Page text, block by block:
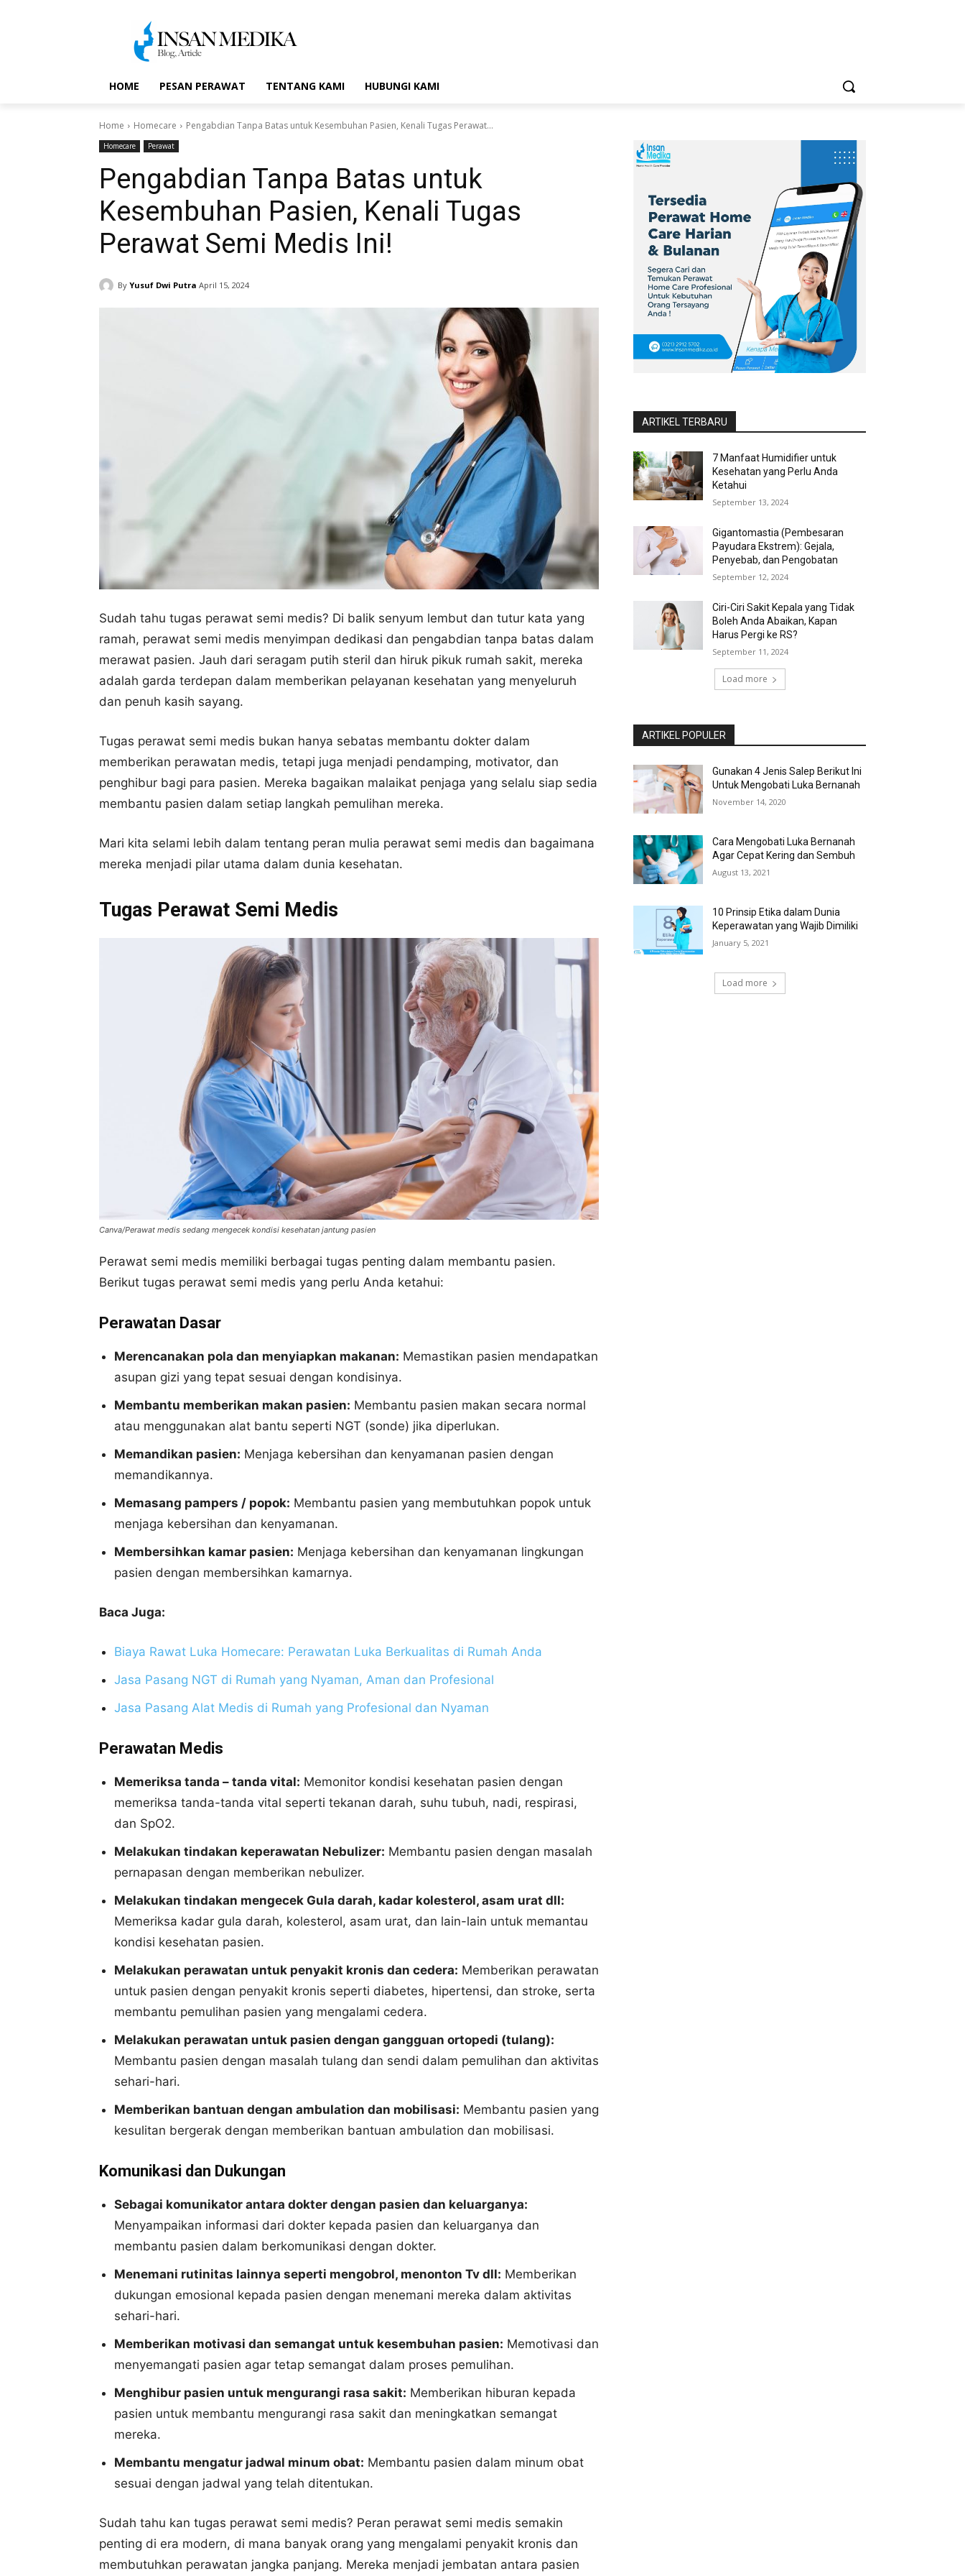
HOME PESAN PERAWAT TENTANG KAMI HUBUNGI KAMI
Home Homecare Pengabdian Tanpa Batas untuk Kesembuhan Pasien, Kenali Tugas Perawat...
Homecare Perawat
Pengabdian Tanpa Batas untuk
Kesembuhan Pasien, Kenali Tugas
Perawat Semi Medis Ini!
By Yusuf Dwi Putra April 15, 2024
Sudah tahu tugas perawat semi medis? Di balik senyum lembut dan tutur kata yang
ramah, perawat semi medis menyimpan dedikasi dan pengabdian tanpa batas dalam
merawat pasien. Jauh dari seragam putih steril dan hiruk pikuk rumah sakit, mereka
adalah garda terdepan dalam memberikan pelayanan kesehatan yang menyeluruh
dan penuh kasih sayang.
Tugas perawat semi medis bukan hanya sebatas membantu dokter dalam
memberikan perawatan medis, tetapi juga menjadi pendamping, motivator, dan
penghibur bagi para pasien. Mereka bagaikan malaikat penjaga yang selalu siap sedia
membantu pasien dalam setiap langkah pemulihan mereka.
Mari kita selami lebih dalam tentang peran mulia perawat semi medis dan bagaimana
mereka menjadi pilar utama dalam dunia kesehatan.
Tugas Perawat Semi Medis
Canva/Perawat medis sedang mengecek kondisi kesehatan jantung pasien
Perawat semi medis memiliki berbagai tugas penting dalam membantu pasien.
Berikut tugas perawat semi medis yang perlu Anda ketahui:
Perawatan Dasar
Merencanakan pola dan menyiapkan makanan: Memastikan pasien mendapatkan
asupan gizi yang tepat sesuai dengan kondisinya.
Membantu memberikan makan pasien: Membantu pasien makan secara normal
atau menggunakan alat bantu seperti NGT (sonde) jika diperlukan.
Memandikan pasien: Menjaga kebersihan dan kenyamanan pasien dengan
memandikannya.
Memasang pampers / popok: Membantu pasien yang membutuhkan popok untuk
menjaga kebersihan dan kenyamanan.
Membersihkan kamar pasien: Menjaga kebersihan dan kenyamanan lingkungan
pasien dengan membersihkan kamarnya.
Baca Juga:
Biaya Rawat Luka Homecare: Perawatan Luka Berkualitas di Rumah Anda
Jasa Pasang NGT di Rumah yang Nyaman, Aman dan Profesional
Jasa Pasang Alat Medis di Rumah yang Profesional dan Nyaman
Perawatan Medis
Memeriksa tanda – tanda vital: Memonitor kondisi kesehatan pasien dengan
memeriksa tanda-tanda vital seperti tekanan darah, suhu tubuh, nadi, respirasi,
dan SpO2.
Melakukan tindakan keperawatan Nebulizer: Membantu pasien dengan masalah
pernapasan dengan memberikan nebulizer.
Melakukan tindakan mengecek Gula darah, kadar kolesterol, asam urat dll:
Memeriksa kadar gula darah, kolesterol, asam urat, dan lain-lain untuk memantau
kondisi kesehatan pasien.
Melakukan perawatan untuk penyakit kronis dan cedera: Memberikan perawatan
untuk pasien dengan penyakit kronis seperti diabetes, hipertensi, dan stroke, serta
membantu pemulihan pasien yang mengalami cedera.
Melakukan perawatan untuk pasien dengan gangguan ortopedi (tulang):
Membantu pasien dengan masalah tulang dan sendi dalam pemulihan dan aktivitas
sehari-hari.
Memberikan bantuan dengan ambulation dan mobilisasi: Membantu pasien yang
kesulitan bergerak dengan memberikan bantuan ambulation dan mobilisasi.
Komunikasi dan Dukungan
Sebagai komunikator antara dokter dengan pasien dan keluarganya:
Menyampaikan informasi dari dokter kepada pasien dan keluarganya dan
membantu pasien dalam berkomunikasi dengan dokter.
Menemani rutinitas lainnya seperti mengobrol, menonton Tv dll: Memberikan
dukungan emosional kepada pasien dengan menemani mereka dalam aktivitas
sehari-hari.
Memberikan motivasi dan semangat untuk kesembuhan pasien: Memotivasi dan
menyemangati pasien agar tetap semangat dalam proses pemulihan.
Menghibur pasien untuk mengurangi rasa sakit: Memberikan hiburan kepada
pasien untuk membantu mengurangi rasa sakit dan meningkatkan semangat
mereka.
Membantu mengatur jadwal minum obat: Membantu pasien dalam minum obat
sesuai dengan jadwal yang telah ditentukan.
Sudah tahu kan tugas perawat semi medis? Peran perawat semi medis semakin
penting di era modern, di mana banyak orang yang mengalami penyakit kronis dan
membutuhkan perawatan jangka panjang. Mereka menjadi jembatan antara pasien
ARTIKEL TERBARU
7 Manfaat Humidifier untuk
Kesehatan yang Perlu Anda
Ketahui
September 13, 2024
Gigantomastia (Pembesaran
Payudara Ekstrem): Gejala,
Penyebab, dan Pengobatan
September 12, 2024
Ciri-Ciri Sakit Kepala yang Tidak
Boleh Anda Abaikan, Kapan
Harus Pergi ke RS?
September 11, 2024
Load more
ARTIKEL POPULER
Gunakan 4 Jenis Salep Berikut Ini
Untuk Mengobati Luka Bernanah
November 14, 2020
Cara Mengobati Luka Bernanah
Agar Cepat Kering dan Sembuh
August 13, 2021
10 Prinsip Etika dalam Dunia
Keperawatan yang Wajib Dimiliki
January 5, 2021
Load more